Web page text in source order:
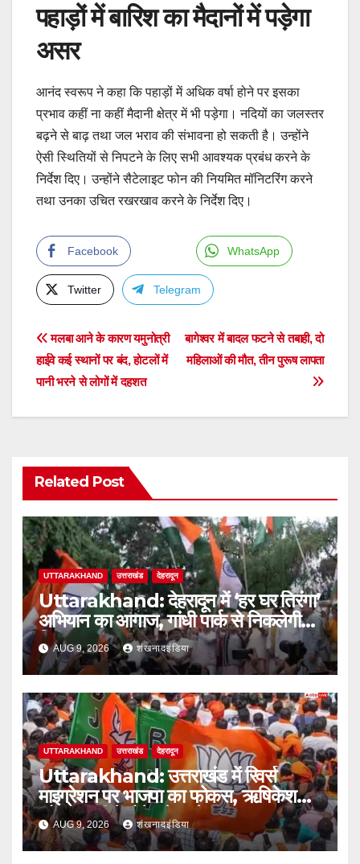
पहाड़ों में बारिश का मैदानों में पड़ेगा
असर
आनंद स्वरूप ने कहा कि पहाड़ों में अधिक वर्षा होने पर इसका
प्रभाव कहीं ना कहीं मैदानी क्षेत्र में भी पड़ेगा। नदियों का जलस्तर
बढ़ने से बाढ़ तथा जल भराव की संभावना हो सकती है। उन्होंने
ऐसी स्थितियों से निपटने के लिए सभी आवश्यक प्रबंध करने के
निर्देश दिए। उन्होंने सैटेलाइट फोन की नियमित मॉनिटरिंग करने
तथा उनका उचित रखरखाव करने के निर्देश दिए।
Facebook WhatsApp
Twitter Telegram
Post
navigation
बागेश्वर में बादल फटने से तबाही, दो
महिलाओं की मौत, तीन पुरूष लापता
मलबा आने के कारण यमुनोत्री
हाईवे कई स्थानों पर बंद, होटलों में
पानी भरने से लोगों में दहशत
Related Post
UTTARAKHAND उत्तराखंड देहरादून
Uttarakhand: देहरादून में ‘हर घर तिरंगा’
अभियान का आगाज, गांधी पार्क से निकलेगी
तिरंगा यात्रा
AUG 9, 2026 शंखनादइंडिया
UTTARAKHAND उत्तराखंड देहरादून
Uttarakhand: उत्तराखंड में रिवर्स
माइग्रेशन पर भाजपा का फोकस, ऋषिकेश
और हल्द्वानी में होंगे बड़े सम्मेलन
AUG 9, 2026 शंखनादइंडिया